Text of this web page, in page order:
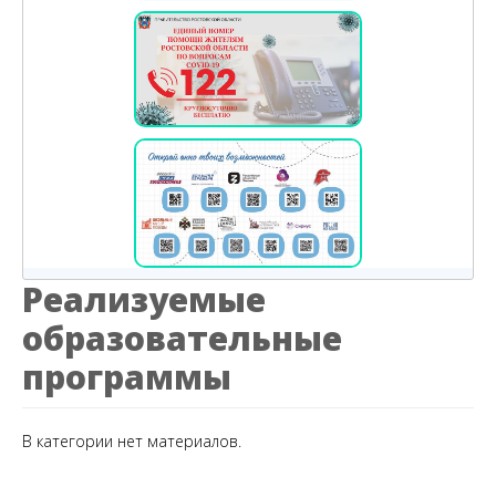
Реализуемые
образовательные
программы
В категории нет материалов.